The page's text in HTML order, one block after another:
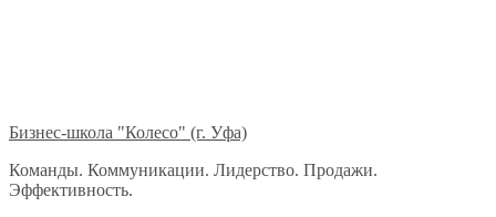
Бизнес-школа "Колесо" (г. Уфа)
Команды. Коммуникации. Лидерство. Продажи.
Эффективность.